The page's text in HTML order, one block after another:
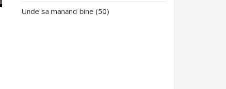
Unde sa mananci bine (50)